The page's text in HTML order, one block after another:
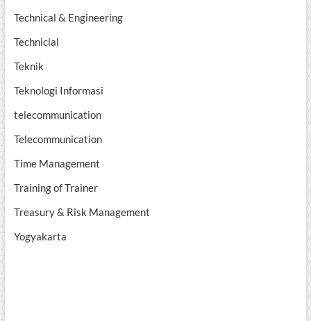
Technical & Engineering
Technicial
Teknik
Teknologi Informasi
telecommunication
Telecommunication
Time Management
Training of Trainer
Treasury & Risk Management
Yogyakarta